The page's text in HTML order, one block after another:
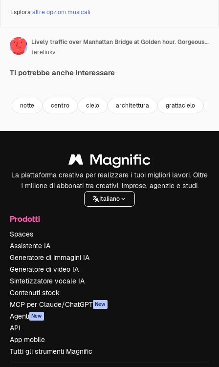
Esploraaltre opzioni musicali
Lively traffic over Manhattan Bridge at Golden hour. Gorgeous skyscraper's silhouettes at backdrop of orange skies. Top view. Vertical video
tereliukv
Ti potrebbe anche interessare
notte centro cielo architettura grattacielo
La piattaforma creativa per realizzare i tuoi migliori lavori. Oltre
1 milione di abbonati tra creativi, imprese, agenzie e studi.
Italiano
Prodotti
Spaces
Assistente IA
Generatore di immagini IA
Generatore di video IA
Sintetizzatore vocale IA
Contenuti stock
MCP per Claude/ChatGPT New
Agenti New
API
App mobile
Tutti gli strumenti Magnific